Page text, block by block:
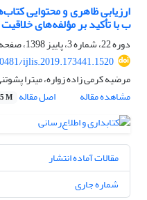
ارزیابی ظاهری و محتوایی
ب با تأکید بر مؤلفه‌های
دوره 22، شماره 3، پاییز 1398، صفحه
ijlis.2019.173441.1520
مرضیه کرمی زاده زواره، میترا
مشاهده مقاله
اصل مقاله M
مقالات آماده انتشار
شماره جاری